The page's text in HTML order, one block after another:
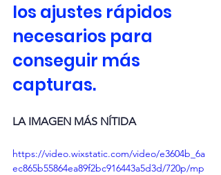
los ajustes rápidos
necesarios para
conseguir más
capturas.
LA IMAGEN MÁS NÍTIDA
https://video.wixstatic.com/video/e3604b_6a
ec865b55864ea89f2bc916443a5d3d/720p/mp